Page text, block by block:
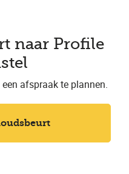
naar Profile
afspraak te plannen.